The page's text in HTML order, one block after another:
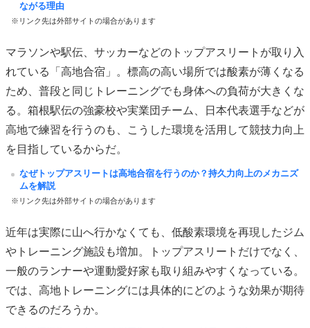
ながる理由
※リンク先は外部サイトの場合があります
マラソンや駅伝、サッカーなどのトップアスリートが取り入
れている「高地合宿」。標高の高い場所では酸素が薄くなる
ため、普段と同じトレーニングでも身体への負荷が大きくな
る。箱根駅伝の強豪校や実業団チーム、日本代表選手などが
高地で練習を行うのも、こうした環境を活用して競技力向上
を目指しているからだ。
なぜトップアスリートは高地合宿を行うのか？持久力向上のメカニズ
ムを解説
※リンク先は外部サイトの場合があります
近年は実際に山へ行かなくても、低酸素環境を再現したジム
やトレーニング施設も増加。トップアスリートだけでなく、
一般のランナーや運動愛好家も取り組みやすくなっている。
では、高地トレーニングには具体的にどのような効果が期待
できるのだろうか。